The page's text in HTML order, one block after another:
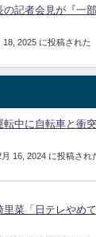
記者会見が『一
18, 2025 に投稿された
転中に自転車と
月 16, 2024 に投稿され
里菜「日テレやめ